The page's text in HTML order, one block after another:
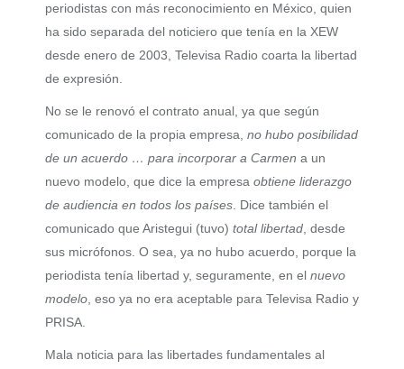
periodistas con más reconocimiento en México, quien
ha sido separada del noticiero que tenía en la XEW
desde enero de 2003, Televisa Radio coarta la libertad
de expresión.
No se le renovó el contrato anual, ya que según
comunicado de la propia empresa, no hubo posibilidad
de un acuerdo … para incorporar a Carmen a un
nuevo modelo, que dice la empresa obtiene liderazgo
de audiencia en todos los países . Dice también el
comunicado que Aristegui (tuvo) total libertad , desde
sus micrófonos. O sea, ya no hubo acuerdo, porque la
periodista tenía libertad y, seguramente, en el nuevo
modelo , eso ya no era aceptable para Televisa Radio y
PRISA.
Mala noticia para las libertades fundamentales al